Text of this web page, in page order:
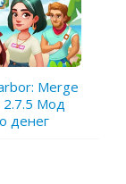
Merge
2.7.5 Мод
денег